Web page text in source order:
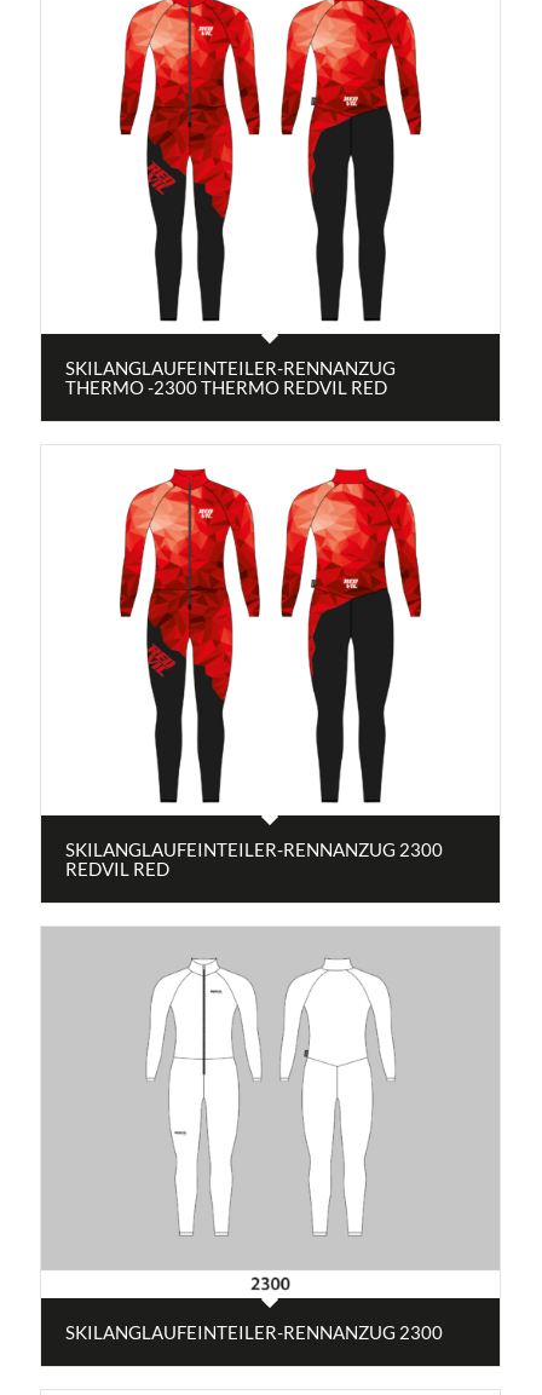
SKILANGLAUFEINTEILER-RENNANZUG
THERMO -2300 THERMO REDVIL RED
SKILANGLAUFEINTEILER-RENNANZUG 2300
REDVIL RED
SKILANGLAUFEINTEILER-RENNANZUG 2300